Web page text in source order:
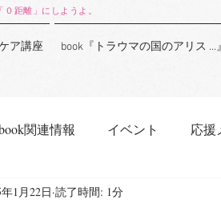
距離」にしようよ。
ア講座 book『トラウマの国のアリス …』
関連情報 イベント 応援
1月22日 読了時間: 1分